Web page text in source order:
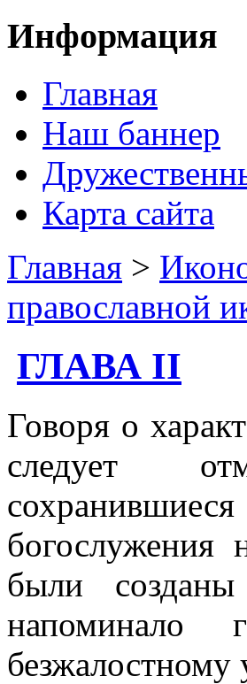
Информация
Главная
Наш баннер
Карта сайта
Главная >
православной
ГЛАВА II
Говоря о
следует
богослужения
были
напоминало